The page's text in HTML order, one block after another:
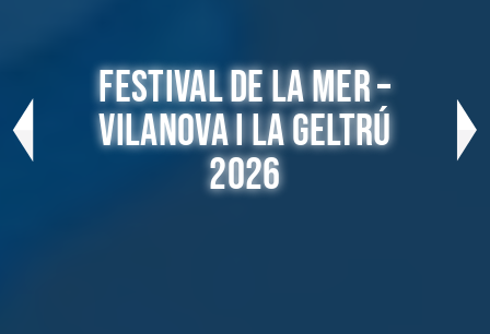
FESTIVAL DE LA MER –
VILANOVA I LA GELTRÚ
2026